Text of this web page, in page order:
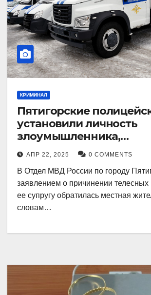
КРИМИНАЛ
Пятигорские
установили личность
злоумышленника,
причинившего телесные
повреждения
АПР 22, 2025 0 COMMENTS
В Отдел МВД России по городу
заявлением о причинении
ее супругу обратилась местная
словам…